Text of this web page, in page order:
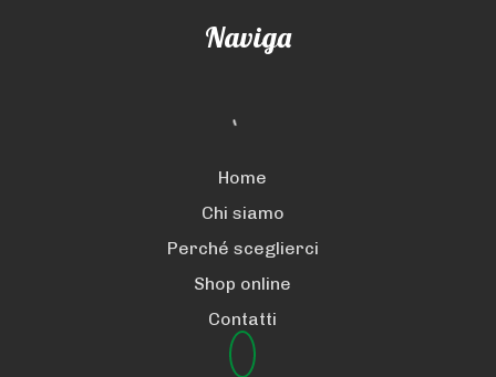
Naviga
Home
Chi siamo
Perché sceglierci
Shop online
Contatti